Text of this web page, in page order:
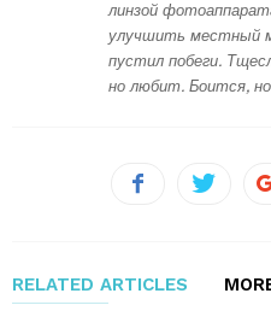
линзой
улучшить местный
пустил побеги.
но любит. Боится,
RELATED ARTICLES